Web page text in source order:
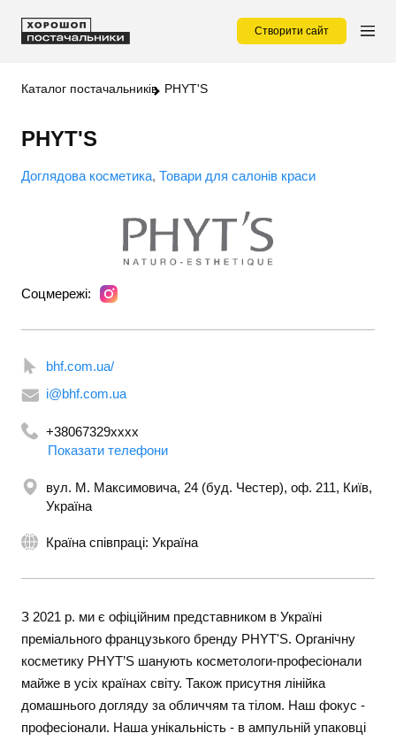
Створити сайт
Каталог постачальників PHYT'S
PHYT'S
Доглядова косметика Товари для салонів краси
Соцмережі:
bhf.com.ua/
i@bhf.com.ua
+38067329xxxx
+380994283076
Показати телефони
вул. М. Максимовича, 24 (буд. Честер), оф. 211, Київ,
Україна
Країна співпраці: Україна
З 2021 р. ми є офіційним представником в Україні
преміального французького бренду PHYT'S. Органічну
косметику PHYT’S шанують косметологи-професіонали
майже в усіх країнах світу. Також присутня лінійка
домашнього догляду за обличчям та тілом. Наш фокус -
професіонали. Наша унікальність - в ампульній упаковці